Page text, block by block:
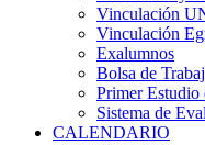
Vinculación
Vinculación
Exalumnos
Bolsa de
Primer Estudio
Sistema de
CALENDARIO